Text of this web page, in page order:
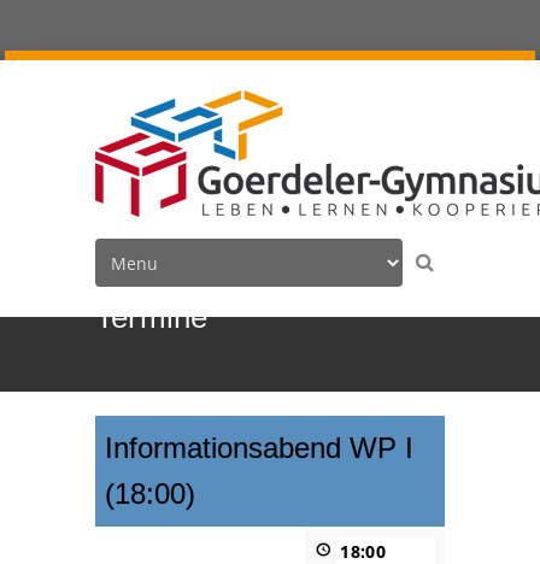
Termine
Informationsabend WP I
(18:00)
18:00